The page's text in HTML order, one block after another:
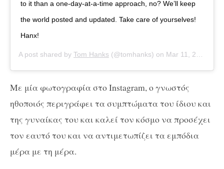
to it than a one-day-at-a-time approach, no? We’ll keep
the world posted and updated. Take care of yourselves!
Hanx!
A post shared by Tom Hanks (@tomhanks) on Mar 11, 2020 at 6:08pm PDT
Με μία φωτογραφία στο Instagram, ο γνωστός
ηθοποιός περιγράφει τα συμπτώματα του ίδιου και
της γυναίκας του και καλεί τον κόσμο να προσέχει
τον εαυτό του και να αντιμετωπίζει τα εμπόδια
μέρα με τη μέρα.